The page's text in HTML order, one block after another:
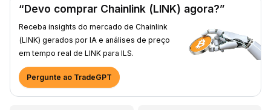
“Devo comprar Chainlink (LINK) agora?”
Receba insights do mercado de Chainlink
(LINK) gerados por IA e análises de preço
em tempo real de LINK para ILS.
Pergunte ao TradeGPT